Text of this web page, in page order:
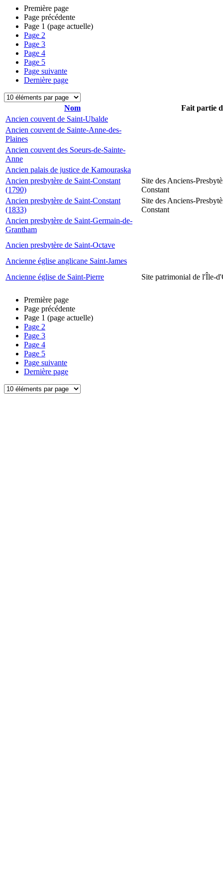
Première page
Page précédente
Page 1 (page actuelle)
Page 2
Page 3
Page 4
Page 5
Page suivante
Dernière page
Nom
Fait partie
Ancien couvent de Saint-Ubalde
Ancien couvent de Sainte-Anne-des-
Plaines
Ancien couvent des Soeurs-de-Sainte-
Anne
Ancien palais de justice de Kamouraska
Ancien presbytère de Saint-Constant
(1790)
Site des Anciens-
Constant
Ancien presbytère de Saint-Constant
(1833)
Site des Anciens-
Constant
Ancien presbytère de Saint-Germain-de-
Grantham
Ancien presbytère de Saint-Octave
Ancienne église anglicane Saint-James
Ancienne église de Saint-Pierre
Site patrimonial de l'Île-
Première page
Page précédente
Page 1 (page actuelle)
Page 2
Page 3
Page 4
Page 5
Page suivante
Dernière page